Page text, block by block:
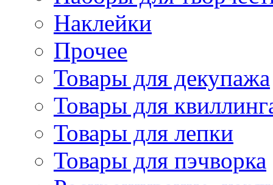
Наклейки
Прочее
Товары для декупажа
Товары для
Товары для лепки
Товары для пэчворка